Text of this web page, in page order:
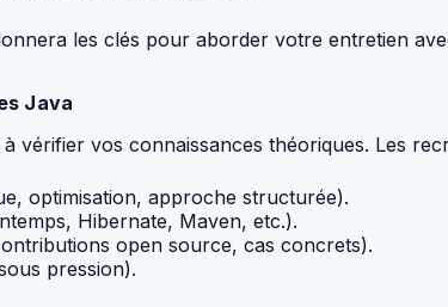
les clés pour aborder votre entretien
Java
vérifier vos connaissances théoriques. Les
optimisation, approche structurée).
Hibernate, Maven, etc.).
open source, cas concrets).
pression).